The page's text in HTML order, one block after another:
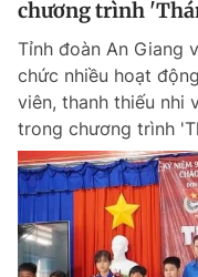
chương trình
Tỉnh đoàn An Giang
chức nhiều hoạt
viên, thanh thiếu nhi
trong chương trình